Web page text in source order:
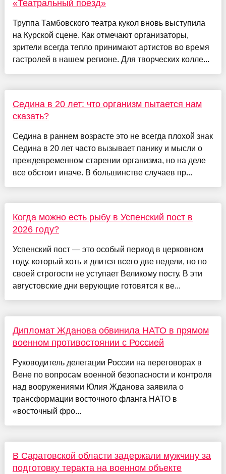
«Театральный поезд»
Труппа Тамбовского театра кукол вновь выступила
на Курской сцене. Как отмечают организаторы,
зрители всегда тепло принимают артистов во время
гастролей в нашем регионе. Для творческих колле...
Седина в 20 лет: что организм пытается нам
сказать?
Седина в раннем возрасте это не всегда плохой знак
Седина в 20 лет часто вызывает панику и мысли о
преждевременном старении организма, но на деле
все обстоит иначе. В большинстве случаев пр...
Когда можно есть рыбу в Успенский пост в
2026 году?
Успенский пост — это особый период в церковном
году, который хоть и длится всего две недели, но по
своей строгости не уступает Великому посту. В эти
августовские дни верующие готовятся к ве...
Дипломат Жданова обвинила НАТО в прямом
военном противостоянии с Россией
Руководитель делегации России на переговорах в
Вене по вопросам военной безопасности и контроля
над вооружениями Юлия Жданова заявила о
трансформации восточного фланга НАТО в
«восточный фро...
В Саратовской области задержали мужчину за
подготовку теракта на военном объекте